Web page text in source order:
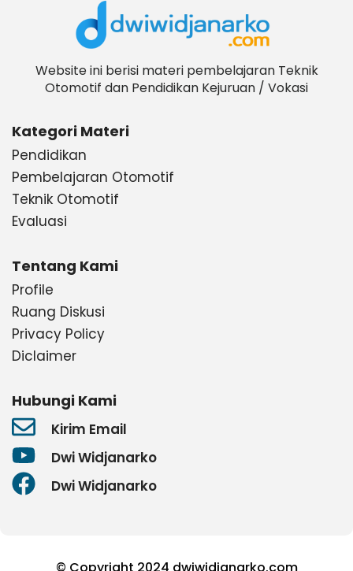
Website ini berisi materi pembelajaran Teknik
Otomotif dan Pendidikan Kejuruan / Vokasi
Kategori Materi
Pendidikan
Pembelajaran Otomotif
Teknik Otomotif
Evaluasi
Tentang Kami
Profile
Ruang Diskusi
Privacy Policy
Diclaimer
Hubungi Kami
Kirim Email
Dwi Widjanarko
Dwi Widjanarko